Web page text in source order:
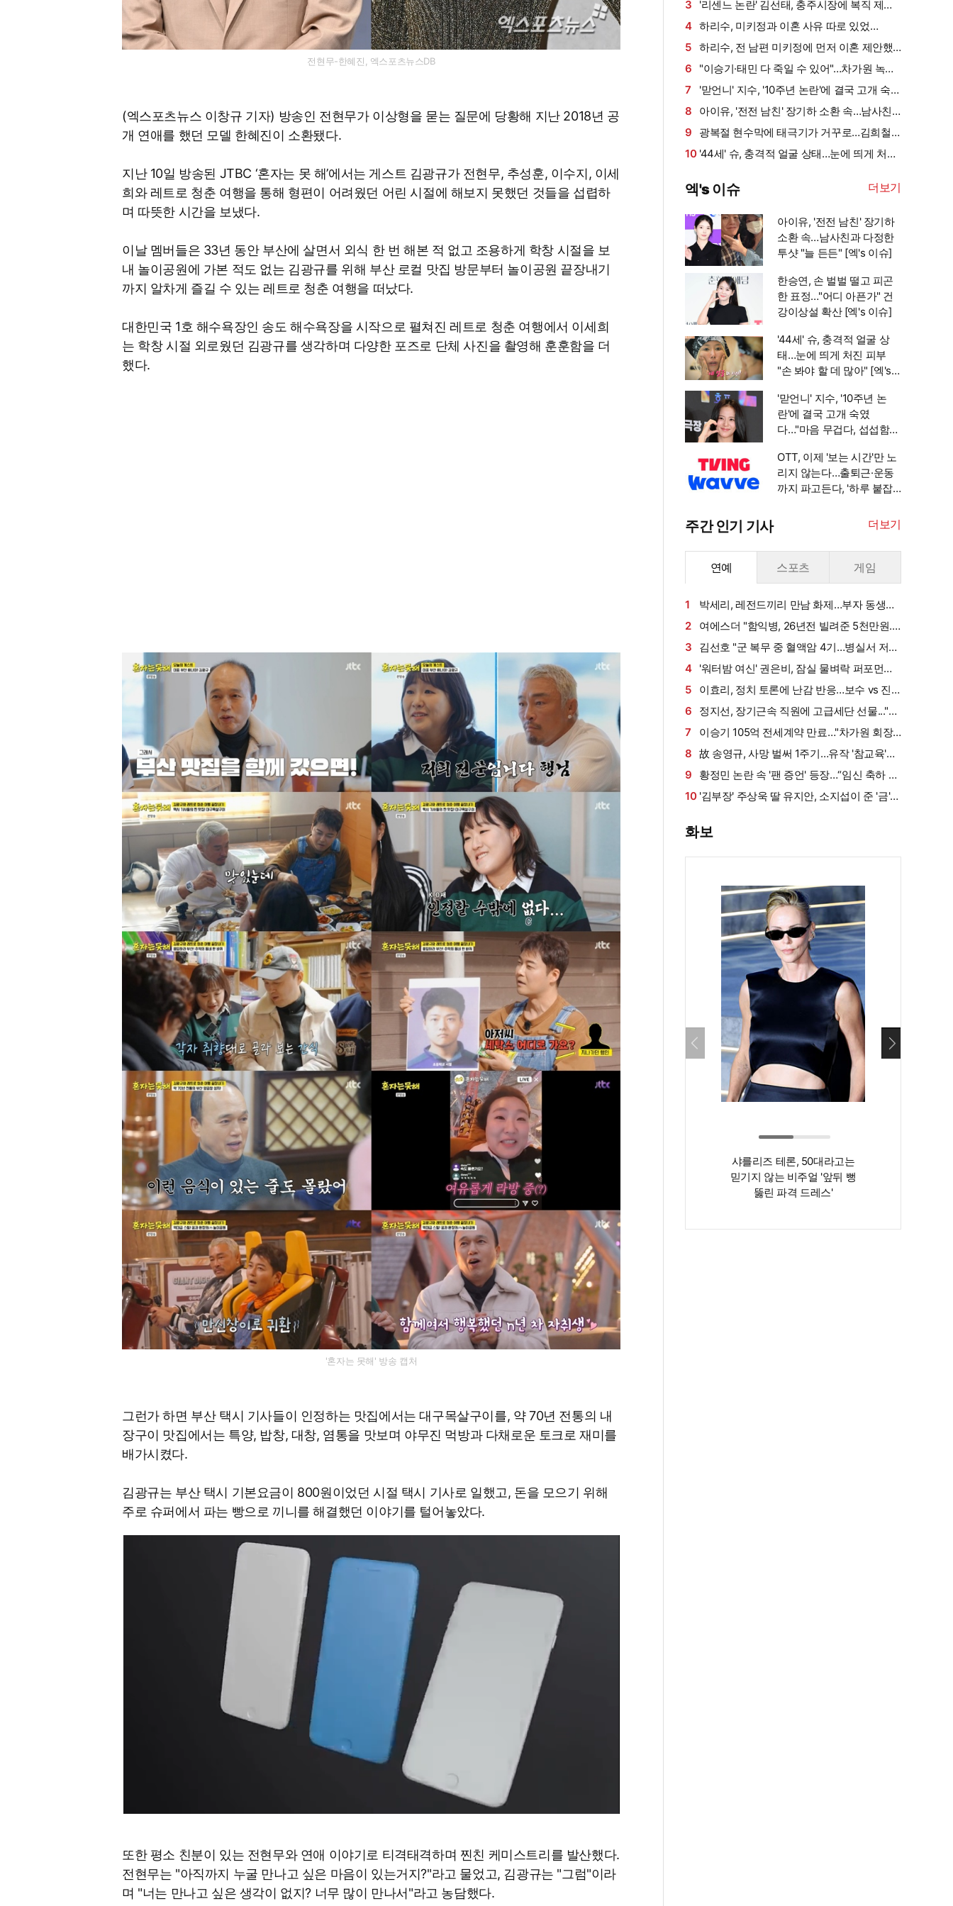
전현무-한혜진, 엑스포츠뉴스DB
(엑스포츠뉴스 이창규 기자) 방송인 전현무가 이상형을 묻는 질문에 당황해 지난 2018년 공
개 연애를 했던 모델 한혜진이 소환됐다.
지난 10일 방송된 JTBC ‘혼자는 못 해’에서는 게스트 김광규가 전현무, 추성훈, 이수지, 이세
희와 레트로 청춘 여행을 통해 형편이 어려웠던 어린 시절에 해보지 못했던 것들을 섭렵하
며 따뜻한 시간을 보냈다.
이날 멤버들은 33년 동안 부산에 살면서 외식 한 번 해본 적 없고 조용하게 학창 시절을 보
내 놀이공원에 가본 적도 없는 김광규를 위해 부산 로컬 맛집 방문부터 놀이공원 끝장내기
까지 알차게 즐길 수 있는 레트로 청춘 여행을 떠났다.
대한민국 1호 해수욕장인 송도 해수욕장을 시작으로 펼쳐진 레트로 청춘 여행에서 이세희
는 학창 시절 외로웠던 김광규를 생각하며 다양한 포즈로 단체 사진을 촬영해 훈훈함을 더
했다.
'혼자는 못해' 방송 캡처
그런가 하면 부산 택시 기사들이 인정하는 맛집에서는 대구목살구이를, 약 70년 전통의 내
장구이 맛집에서는 특양, 밥창, 대창, 염통을 맛보며 야무진 먹방과 다채로운 토크로 재미를
배가시켰다.
김광규는 부산 택시 기본요금이 800원이었던 시절 택시 기사로 일했고, 돈을 모으기 위해
주로 슈퍼에서 파는 빵으로 끼니를 해결했던 이야기를 털어놓았다.
또한 평소 친분이 있는 전현무와 연애 이야기로 티격태격하며 찐친 케미스트리를 발산했다.
전현무는 "아직까지 누굴 만나고 싶은 마음이 있는거지?"라고 물었고, 김광규는 "그럼"이라
며 "너는 만나고 싶은 생각이 없지? 너무 많이 만나서"라고 농담했다.
겼다…"나밖에 없어, 연락 꾸준히 하는 중"
3
'리센느 논란' 김선태, 충주시장에 복직 제안
받았다…"돌아올 생각 있냐" 수척 근황까지 [엑's
이슈]
4 하리수, 미키정과 이혼 사유 따로 있었
다…"30억 때문 아냐"
5
하리수, 전 남편 미키정에 먼저 이혼 제안했
다…"아이 못 낳는 미안함 늘 있어" (이중생활)
[종합]
6
"이승기·태민 다 죽일 수 있어"…차가원 녹취
록 '충격'
7
'맏언니' 지수, '10주년 논란'에 결국 고개 숙였
다…"마음 무겁다, 섭섭함 안겨" [엑's 이슈]
8
아이유, '전전 남친' 장기하 소환 속…남사친
과 다정한 투샷 "늘 든든" [엑's 이슈]
9
광복절 현수막에 태극기가 거꾸로…김희철
"X돌았네" 직접 댓글까지 남겼다
10 '44세' 슈, 충격적 얼굴 상태…눈에 띄게 처진
엑's 이슈 더보기
아이유, '전전 남친' 장기하
소환 속…남사친과 다정한
투샷 "늘 든든" [엑's 이슈]
한승연, 손 벌벌 떨고 피곤
한 표정…"어디 아픈가" 건
강이상설 확산 [엑's 이슈]
'44세' 슈, 충격적 얼굴 상
태…눈에 띄게 처진 피부
"손 봐야 할 데 많아" [엑's
'맏언니' 지수, '10주년 논
란'에 결국 고개 숙였
다…"마음 무겁다, 섭섭함
OTT, 이제 '보는 시간'만 노
리지 않는다…출퇴근·운동
까지 파고든다, '하루 붙잡
주간 인기 기사 더보기
연예 스포츠 게임
1
박세리, 레전드끼리 만남 화제…부자 동생에
게 밥 샀다가 '반전'
2
여에스더 "함익병, 26년전 빌려준 5천만원...
그덕에 사업 시작" (동상이몽2)[종합]
3
김선호 "군 복무 중 혈액암 4기…병실서 저만
살아남았다" (내 남은 연애)
4
'워터밤 여신' 권은비, 잠실 물벼락 퍼포먼스
'후끈'…두산 승리요정 등극
5
이효리, 정치 토론에 난감 반응…보수 vs 진
보 사연에 "빠지면 안 될까요?"
6
정지선, 장기근속 직원에 고급세단 선물..."차
부담되면 명품백도 가능" (사당귀)[전일야화]
7
이승기 105억 전세계약 만료…"차가원 회장,
보증금 안 주면 법적 조치"
8 故 송영규, 사망 벌써 1주기…유작 '참교육'서
묵직한 존재감
9
황정민 논란 속 '팬 증언' 등장…“임신 축하 전
화·남편과 식사도”
10 '김부장' 주상욱 딸 유지안, 소지섭이 준 '금'
화보
샤를리즈 테론, 50대라고는
믿기지 않는 비주얼 '앞뒤 뻥
뚫린 파격 드레스'